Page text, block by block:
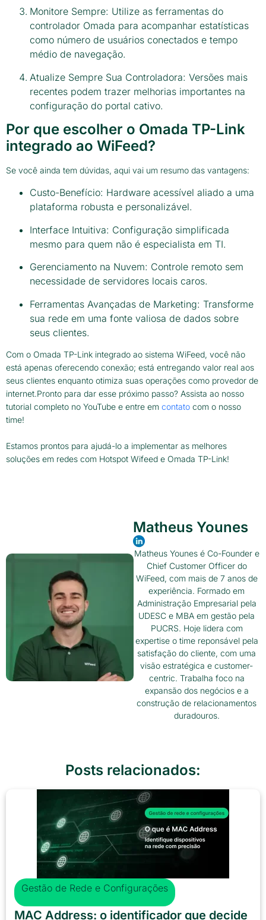
Monitore Sempre: Utilize as ferramentas do
controlador Omada para acompanhar estatísticas
como número de usuários conectados e tempo
médio de navegação.
Atualize Sempre Sua Controladora: Versões mais
recentes podem trazer melhorias importantes na
configuração do portal cativo.
Por que escolher o Omada TP-Link
integrado ao WiFeed?
Se você ainda tem dúvidas, aqui vai um resumo das vantagens:
Custo-Benefício: Hardware acessível aliado a uma
plataforma robusta e personalizável.
Interface Intuitiva: Configuração simplificada
mesmo para quem não é especialista em TI.
Gerenciamento na Nuvem: Controle remoto sem
necessidade de servidores locais caros.
Ferramentas Avançadas de Marketing: Transforme
sua rede em uma fonte valiosa de dados sobre
seus clientes.
Com o Omada TP-Link integrado ao sistema WiFeed, você não
está apenas oferecendo conexão; está entregando valor real aos
seus clientes enquanto otimiza suas operações como provedor de
internet.Pronto para dar esse próximo passo? Assista ao nosso
tutorial completo no YouTube e entre em contato com o nosso
time!
Estamos prontos para ajudá-lo a implementar as melhores
soluções em redes com Hotspot Wifeed e Omada TP-Link!
Matheus Younes
Matheus Younes é Co-Founder e
Chief Customer Officer do
WiFeed, com mais de 7 anos de
experiência. Formado em
Administração Empresarial pela
UDESC e MBA em gestão pela
PUCRS. Hoje lidera com
expertise o time reponsável pela
satisfação do cliente, com uma
visão estratégica e customer-
centric. Trabalha foco na
expansão dos negócios e a
construção de relacionamentos
duradouros.
Posts relacionados:
Gestão de Rede e Configurações
MAC Address: o identificador que decide